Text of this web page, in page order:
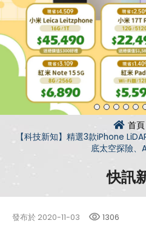
首頁
【科技新知】精選3款iPhone
底太空探險、
快訊
發布於 2020-11-03 1306